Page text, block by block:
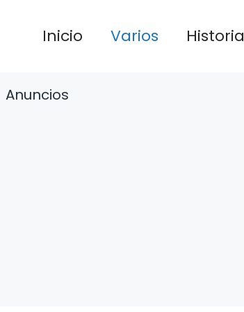
Inicio Varios Historia
Anuncios